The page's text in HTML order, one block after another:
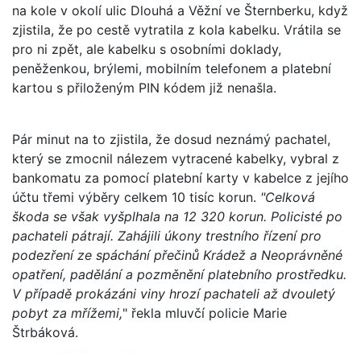
na kole v okolí ulic Dlouhá a Věžní ve Šternberku, když
zjistila, že po cestě vytratila z kola kabelku. Vrátila se
pro ni zpět, ale kabelku s osobními doklady,
peněženkou, brýlemi, mobilním telefonem a platební
kartou s přiloženým PIN kódem již nenašla.
Pár minut na to zjistila, že dosud neznámý pachatel,
který se zmocnil nálezem vytracené kabelky, vybral z
bankomatu za pomocí platební karty v kabelce z jejího
účtu třemi výběry celkem 10 tisíc korun. "Celková
škoda se však vyšplhala na 12 320 korun. Policisté po
pachateli pátrají. Zahájili úkony trestního řízení pro
podezření ze spáchání přečinů Krádež a Neoprávněné
opatření, padělání a pozměnění platebního prostředku.
V případě prokázáni viny hrozí pachateli až dvouletý
pobyt za mřížemi," řekla mluvčí policie Marie
Štrbáková.